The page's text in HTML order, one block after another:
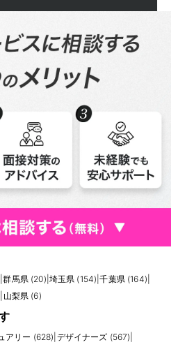
|群馬県 (20) 埼玉県 (154) |千葉県 (164)
山梨県 (6)
アリー (628) デザイナーズ (567)